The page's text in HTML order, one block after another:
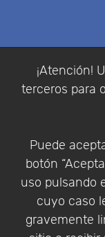
¡Atención!
terceros para
Puede
botón
uso pulsando
cuyo caso
gravemente
Empresa|